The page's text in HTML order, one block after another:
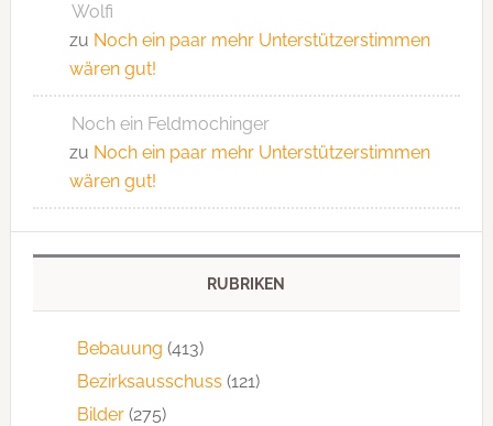
Wolfi
zu Noch ein paar mehr Unterstützerstimmen
wären gut!
Noch ein Feldmochinger
zu Noch ein paar mehr Unterstützerstimmen
wären gut!
RUBRIKEN
Bebauung (413)
Bezirksausschuss (121)
Bilder(275)